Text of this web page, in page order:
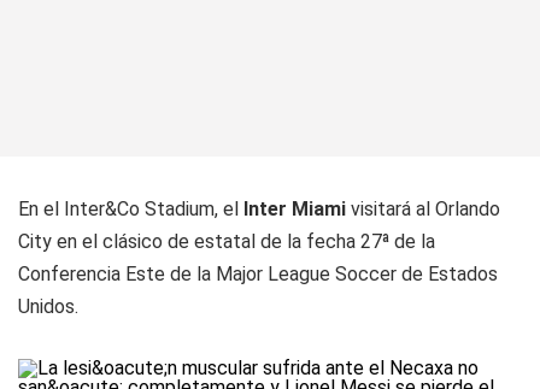
En el Inter&Co Stadium, el Inter Miami visitará al Orlando
City en el clásico de estatal de la fecha 27ª de la
Conferencia Este de la Major League Soccer de Estados
Unidos.